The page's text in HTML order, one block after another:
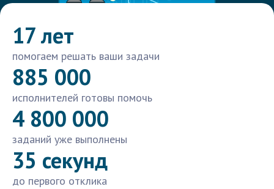
17 лет
помогаем решать ваши задачи
885 000
исполнителей готовы помочь
4 800 000
заданий уже выполнены
35 секунд
до первого отклика